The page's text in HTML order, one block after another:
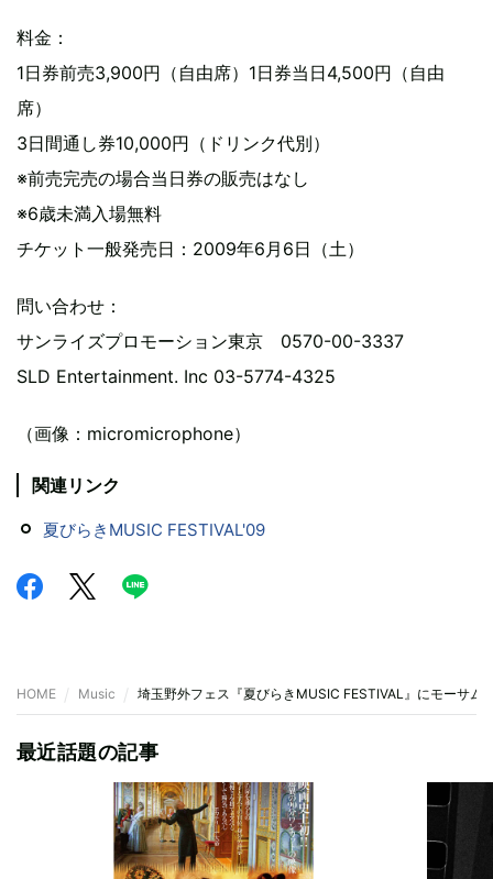
料金：
1日券前売3,900円（自由席）1日券当日4,500円（自由
席）
3日間通し券10,000円（ドリンク代別）
※前売完売の場合当日券の販売はなし
※6歳未満入場無料
チケット一般発売日：2009年6月6日（土）
問い合わせ：
サンライズプロモーション東京 0570-00-3337
SLD Entertainment. Inc 03-5774-4325
（画像：micromicrophone）
関連リンク
夏びらきMUSIC FESTIVAL'09
HOME Music 埼玉野外フェス『夏びらきMUSIC FESTIVAL』にモーサム
最近話題の記事